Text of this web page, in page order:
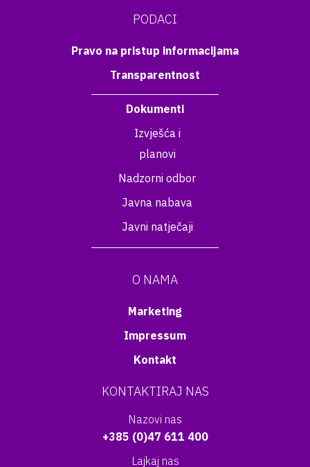
PODACI
Pravo na pristup informacijama
Transparentnost
Dokumenti
Izvješća i
planovi
Nadzorni odbor
Javna nabava
Javni natječaji
O NAMA
Marketing
Impressum
Kontakt
KONTAKTIRAJ NAS
Nazovi nas
+385 (0)47 611 400
Lajkaj nas